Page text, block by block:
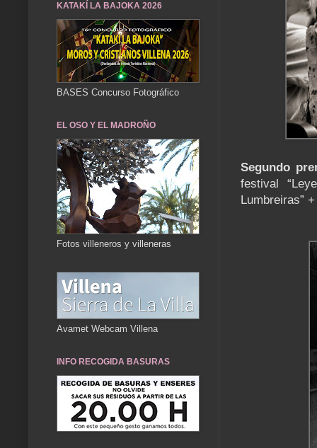
Segundo
festival
Lumbreiras”
KATAKÍ LA BAJOKA 2026
BASES Concurso Fotográfico
EL OSO Y EL MADROÑO
Fotos villeneros y villeneras
Avamet Webcam Villena
INFO RECOGIDA BASURAS